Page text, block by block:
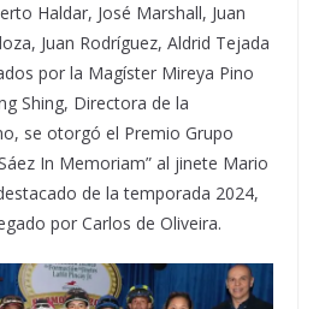
Haldar, José Marshall, Juan
Juan Rodríguez, Aldrid Tejada
por la Magíster Mireya Pino
Shing, Directora de la
se otorgó el Premio Grupo
In Memoriam” al jinete Mario
de la temporada 2024,
por Carlos de Oliveira.